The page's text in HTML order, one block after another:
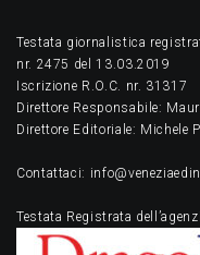
Testata giornalistica
nr. 2475 del 13.03.2019
Iscrizione R.O.C. nr. 31317
Direttore Responsabile:
Direttore Editoriale: Michele
Contattaci:
Testata Registrata